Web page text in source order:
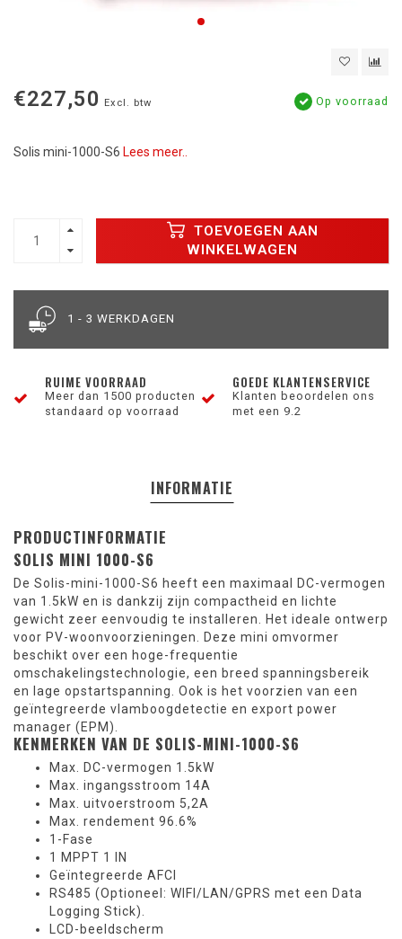
€227,50 Excl. btw Op voorraad
Solis mini-1000-S6 Lees meer..
TOEVOEGEN AAN
WINKELWAGEN
1 - 3 WERKDAGEN
RUIME VOORRAAD
Meer dan 1500 producten
standaard op voorraad
GOEDE KLANTENSERVICE
Klanten beoordelen ons
met een 9.2
INFORMATIE
PRODUCTINFORMATIE
SOLIS MINI 1000-S6
De Solis-mini-1000-S6 heeft een maximaal DC-vermogen
van 1.5kW en is dankzij zijn compactheid en lichte
gewicht zeer eenvoudig te installeren. Het ideale ontwerp
voor PV-woonvoorzieningen. Deze mini omvormer
beschikt over een hoge-frequentie
omschakelingstechnologie, een breed spanningsbereik
en lage opstartspanning. Ook is het voorzien van een
geïntegreerde vlamboogdetectie en export power
manager (EPM).
KENMERKEN VAN DE SOLIS-MINI-1000-S6
Max. DC-vermogen 1.5kW
Max. ingangsstroom 14A
Max. uitvoerstroom 5,2A
Max. rendement 96.6%
1-Fase
1 MPPT 1 IN
Geïntegreerde AFCI
RS485 (Optioneel: WIFI/LAN/GPRS met een Data
Logging Stick).
LCD-beeldscherm